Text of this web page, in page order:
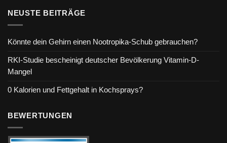
NEUSTE BEITRÄGE
Könnte dein Gehirn einen Nootropika-Schub gebrauchen?
RKI-Studie bescheinigt deutscher Bevölkerung Vitamin-D-
Mangel
0 Kalorien und Fettgehalt in Kochsprays?
BEWERTUNGEN